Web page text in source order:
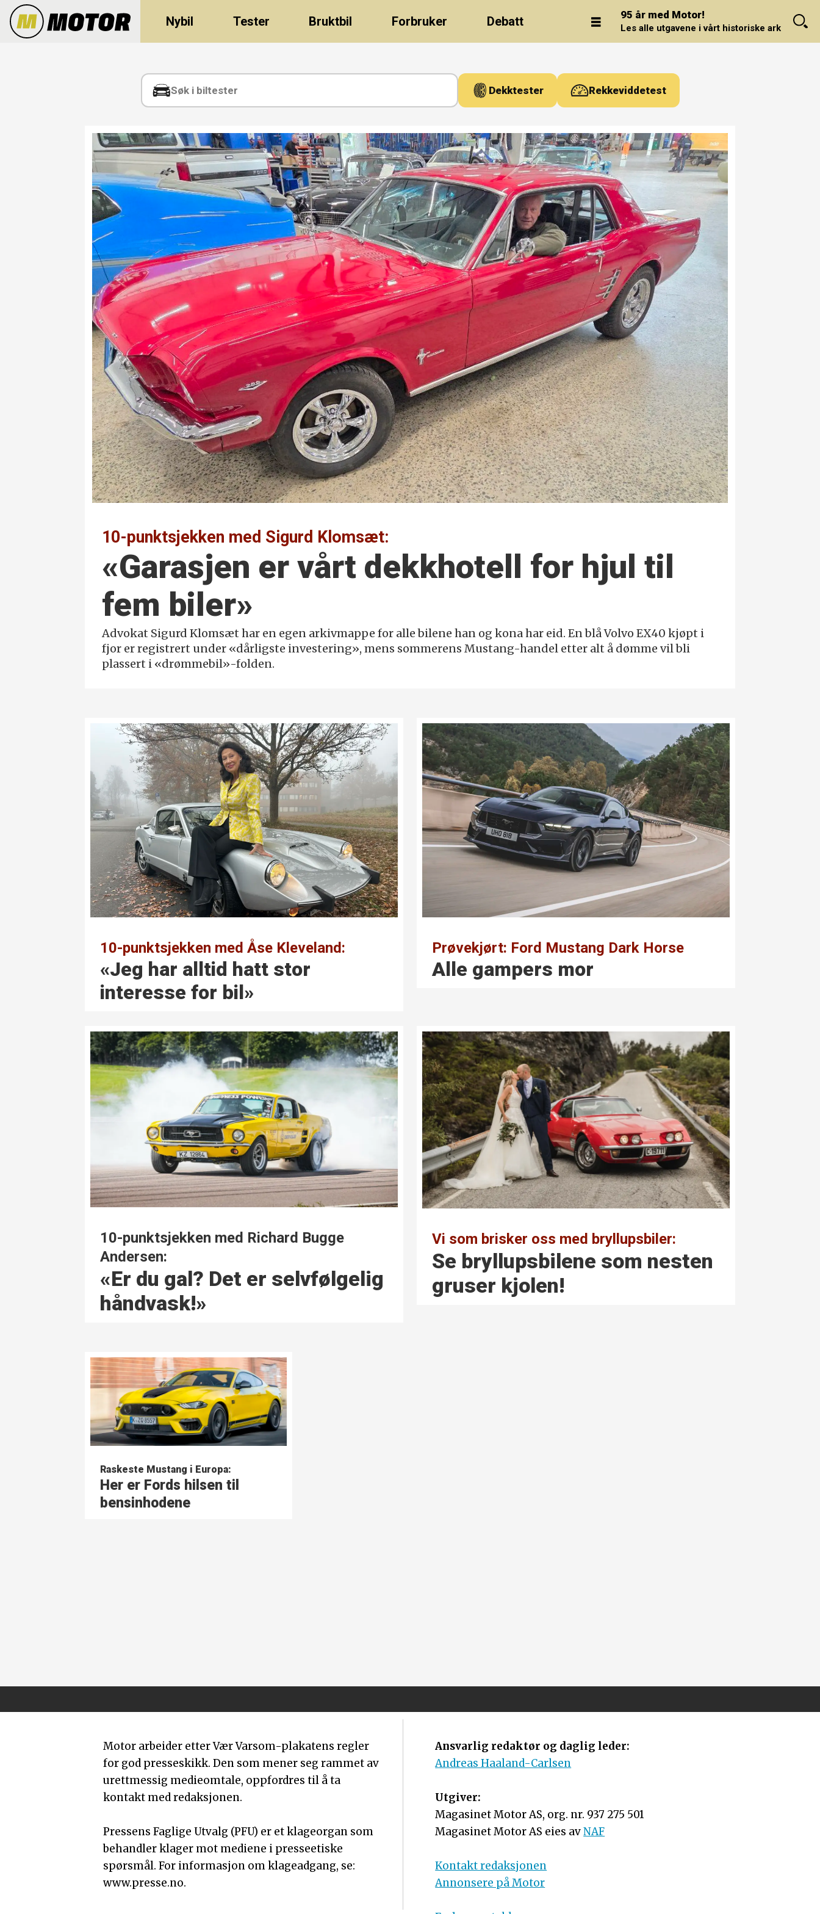
Nybil Tester Bruktbil Forbruker Debatt 95 år med Motor!
Les alle utgavene i vårt historiske arkiv.
mustang
Dekktester Rekkeviddetest
10-punktsjekken med Sigurd Klomsæt:
«Garasjen er vårt dekk­hotell for hjul til
fem biler»
Advokat Sigurd Klomsæt har en egen arkivmappe for alle bilene han og kona har eid. En blå Volvo EX40 kjøpt i
fjor er registrert under «dårligste investering», mens sommerens Mustang-handel etter alt å dømme vil bli
plassert i «drømmebil»-folden.
10-punktsjekken med Åse Kleveland:
«Jeg har alltid hatt stor
interesse for bil»
Prøvekjørt: Ford Mustang Dark Horse
Alle gampers mor
10-punktsjekken med Richard Bugge
Andersen:
«Er du gal? Det er selvfølgelig
håndvask!»
Vi som brisker oss med bryllupsbiler:
Se bryllups­bilene som nesten
gruser kjolen!
Raskeste Mustang i Europa:
Her er Fords hilsen til
bensinhodene
Motor arbeider etter Vær Varsom-plakatens regler
for god presseskikk. Den som mener seg rammet av
urettmessig medieomtale, oppfordres til å ta
kontakt med redaksjonen.
Pressens Faglige Utvalg (PFU) er et klageorgan som
behandler klager mot mediene i presseetiske
spørsmål. For informasjon om klageadgang, se:
www.presse.no.
Ansvarlig redaktør og daglig leder:
Andreas Haaland-Carlsen
Utgiver:
Magasinet Motor AS, org. nr. 937 275 501
Magasinet Motor AS eies avNAF
Kontakt redaksjonen
Annonsere på Motor